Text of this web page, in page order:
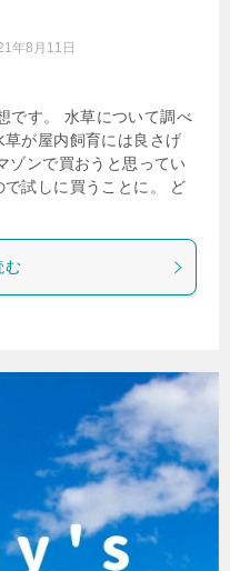
年8月11日
です。 水草について調べ
が屋内飼育には良さげ
ゾンで買おうと思ってい
試しに買うことに。 ど
む